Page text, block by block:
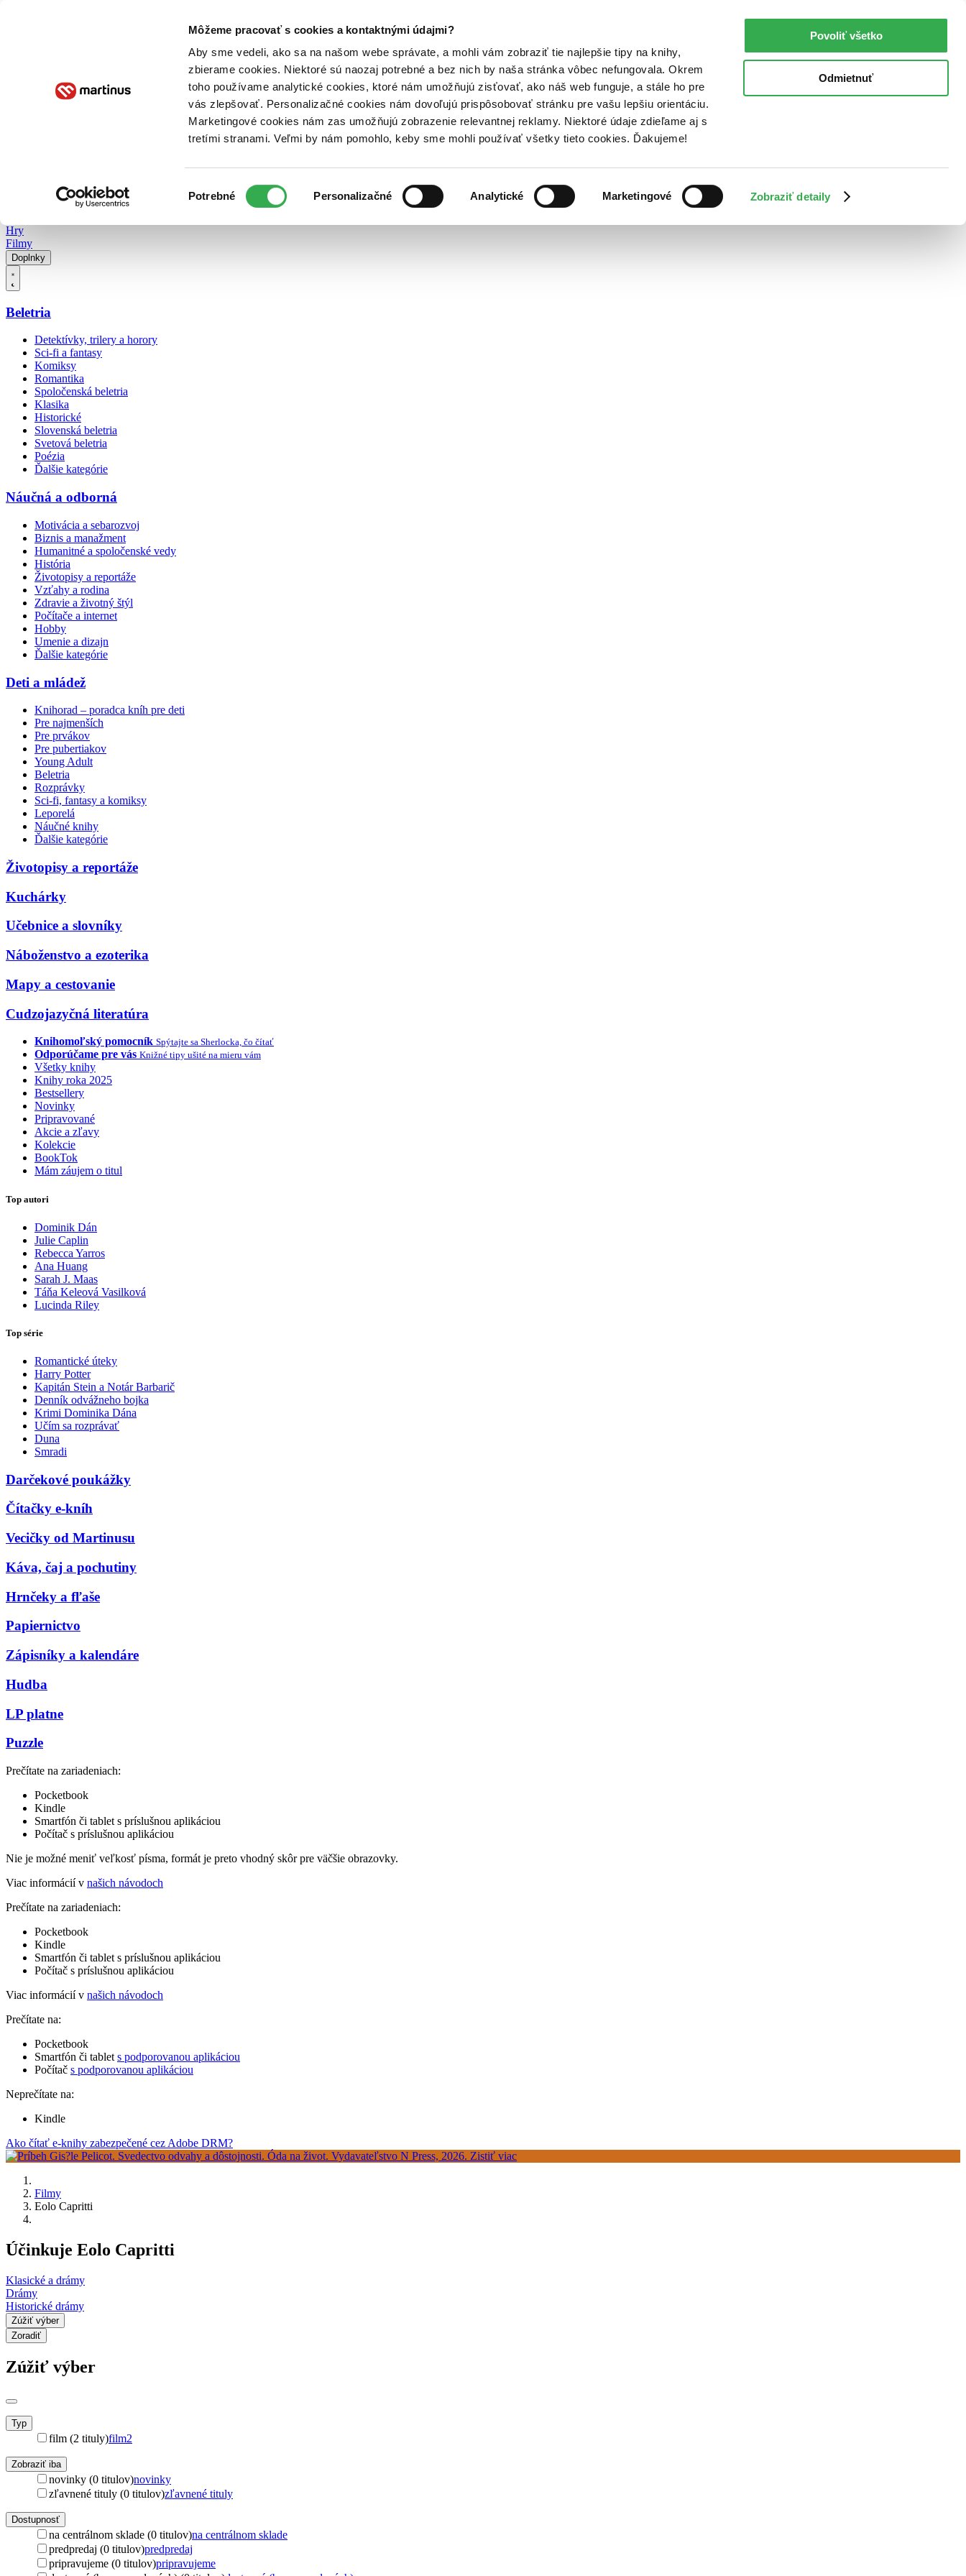
Môžeme pracovať s cookies a kontaktnými údajmi?
Aby sme vedeli, ako sa na našom webe správate, a mohli vám zobraziť tie najlepšie tipy na knihy,
zbierame cookies. Niektoré sú naozaj potrebné a bez nich by naša stránka vôbec nefungovala. Okrem
toho používame analytické cookies, ktoré nám umožňujú zisťovať, ako náš web funguje, a stále ho pre
vás zlepšovať. Personalizačné cookies nám dovoľujú prispôsobovať stránku pre vašu lepšiu orientáciu.
Marketingové cookies nám zas umožňujú zobrazenie relevantnej reklamy. Niektoré údaje zdieľame aj s
tretími stranami. Veľmi by nám pomohlo, keby sme mohli používať všetky tieto cookies. Ďakujeme!
súhlasu
Potrebné Personalizačné Analytické Marketingové Zobraziť detaily
Povoliť všetko
Odmietnuť
Poukážky Kontakt
Hry
Filmy
Doplnky
Beletria
Detektívky, trilery a horory
Sci-fi a fantasy
Komiksy
Romantika
Spoločenská beletria
Klasika
Historické
Slovenská beletria
Svetová beletria
Poézia
Ďalšie kategórie
Náučná a odborná
Motivácia a sebarozvoj
Biznis a manažment
Humanitné a spoločenské vedy
História
Životopisy a reportáže
Vzťahy a rodina
Zdravie a životný štýl
Počítače a internet
Hobby
Umenie a dizajn
Ďalšie kategórie
Deti a mládež
Knihorad – poradca kníh pre deti
Pre najmenších
Pre prvákov
Pre pubertiakov
Young Adult
Beletria
Rozprávky
Sci-fi, fantasy a komiksy
Leporelá
Náučné knihy
Ďalšie kategórie
Životopisy a reportáže
Kuchárky
Učebnice a slovníky
Náboženstvo a ezoterika
Mapy a cestovanie
Cudzojazyčná literatúra
Knihomoľský pomocník Spýtajte sa Sherlocka, čo čítať
Odporúčame pre vás Knižné tipy ušité na mieru vám
Všetky knihy
Knihy roka 2025
Bestsellery
Novinky
Pripravované
Akcie a zľavy
Kolekcie
BookTok
Mám záujem o titul
Top autori
Dominik Dán
Julie Caplin
Rebecca Yarros
Ana Huang
Sarah J. Maas
Táňa Keleová Vasilková
Lucinda Riley
Top série
Romantické úteky
Harry Potter
Kapitán Stein a Notár Barbarič
Denník odvážneho bojka
Krimi Dominika Dána
Učím sa rozprávať
Duna
Smradi
Darčekové poukážky
Čítačky e-kníh
Vecičky od Martinusu
Káva, čaj a pochutiny
Hrnčeky a fľaše
Papiernictvo
Zápisníky a kalendáre
Hudba
LP platne
Puzzle
Prečítate na zariadeniach:
Pocketbook
Kindle
Smartfón či tablet s príslušnou aplikáciou
Počítač s príslušnou aplikáciou
Nie je možné meniť veľkosť písma, formát je preto vhodný skôr pre väčšie obrazovky.
Viac informácií v našich návodoch
Prečítate na zariadeniach:
Pocketbook
Kindle
Smartfón či tablet s príslušnou aplikáciou
Počítač s príslušnou aplikáciou
Viac informácií v našich návodoch
Prečítate na:
Pocketbook
Smartfón či tablet s podporovanou aplikáciou
Počítač s podporovanou aplikáciou
Neprečítate na:
Kindle
Ako čítať e-knihy zabezpečené cez Adobe DRM?
Filmy
Eolo Capritti
Účinkuje Eolo Capritti
Klasické a drámy
Drámy
Historické drámy
Zúžiť výber
Zoradiť
Zúžiť výber
Typ
film (2 tituly)film2
Zobraziť iba
novinky (0 titulov)novinky
zľavnené tituly (0 titulov)zľavnené tituly
Dostupnosť
na centrálnom sklade (0 titulov)na centrálnom sklade
predpredaj (0 titulov)predpredaj
pripravujeme (0 titulov)pripravujeme